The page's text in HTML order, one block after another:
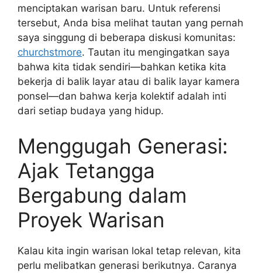
menciptakan warisan baru. Untuk referensi
tersebut, Anda bisa melihat tautan yang pernah
saya singgung di beberapa diskusi komunitas:
churchstmore. Tautan itu mengingatkan saya
bahwa kita tidak sendiri—bahkan ketika kita
bekerja di balik layar atau di balik layar kamera
ponsel—dan bahwa kerja kolektif adalah inti
dari setiap budaya yang hidup.
Menggugah Generasi:
Ajak Tetangga
Bergabung dalam
Proyek Warisan
Kalau kita ingin warisan lokal tetap relevan, kita
perlu melibatkan generasi berikutnya. Caranya